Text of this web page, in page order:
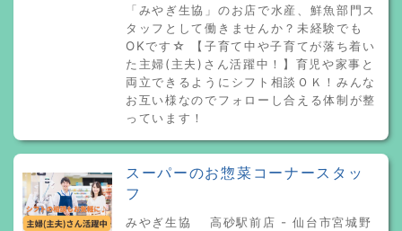
「みやぎ生協」のお店で水産、鮮魚部門ス
タッフとして働きませんか？未経験でも
OKです☆ 【子育て中や子育てが落ち着い
た主婦(主夫)さん活躍中！】育児や家事と
両立できるようにシフト相談ＯＫ！みんな
お互い様なのでフォローし合える体制が整
っています！
スーパーのお惣菜コーナースタッ
フ
みやぎ生協 高砂駅前店 - 仙台市宮城野